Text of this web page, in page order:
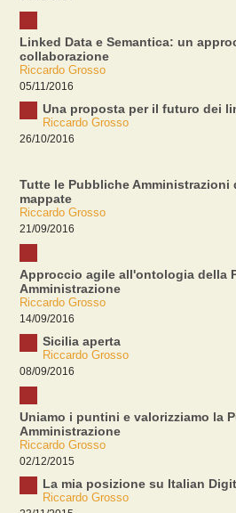
Linked Data e Semantica: un
collaborazione
Riccardo Grosso
05/11/2016
Una proposta per il futuro dei
Riccardo Grosso
26/10/2016
Tutte le Pubbliche Amministrazioni
mappate
Riccardo Grosso
21/09/2016
Approccio agile all'ontologia della
Amministrazione
Riccardo Grosso
14/09/2016
Sicilia aperta
Riccardo Grosso
08/09/2016
Uniamo i puntini e valorizziamo la
Amministrazione
Riccardo Grosso
02/12/2015
La mia posizione su Italian
Riccardo Grosso